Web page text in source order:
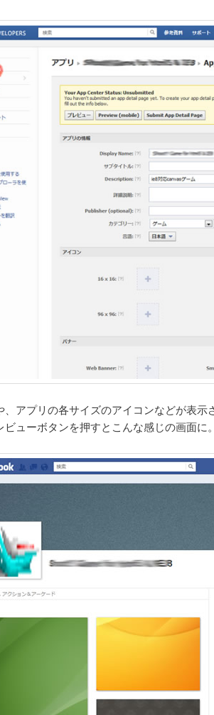
、アプリの各サイズのアイコンなどが表示
ビューボタンを押すとこんな感じの画面に